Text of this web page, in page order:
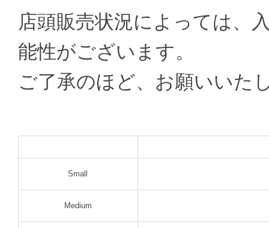
店頭販売状況によっては、
能性がございます。
ご了承のほど、お願いいた
Small
Medium